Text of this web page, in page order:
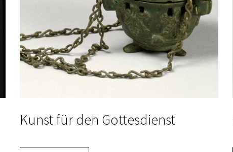
Kunst für den Gottesdienst